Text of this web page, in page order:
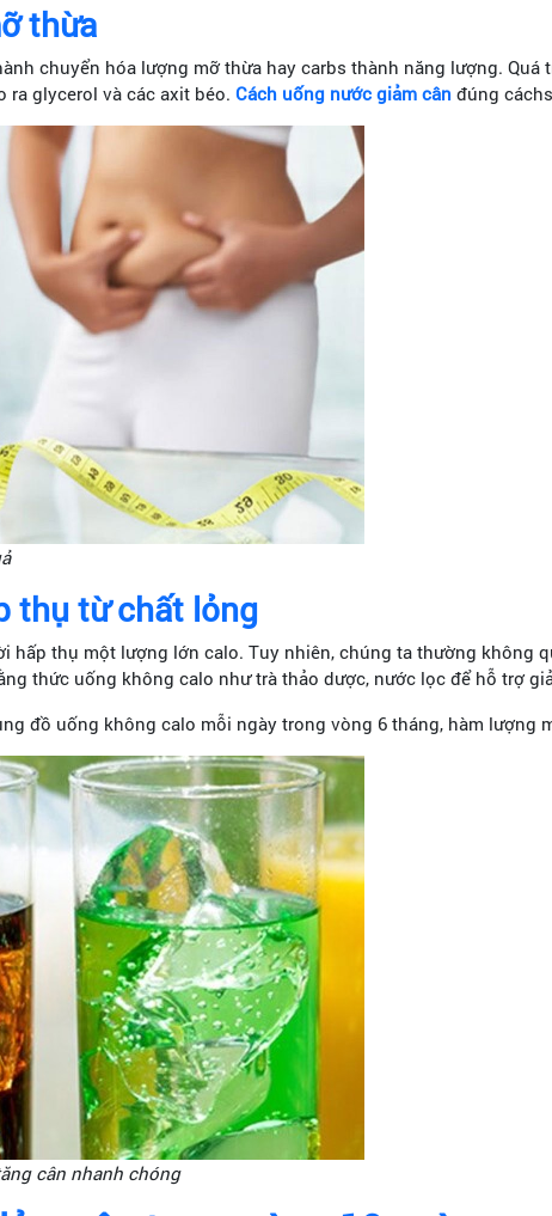
thừa
chuyển hóa lượng mỡ thừa hay carbs thành năng lượng.
ra glycerol và các axit béo. Cách uống nước giảm cân đúng
thụ từ chất lỏng
hấp thụ một lượng lớn calo. Tuy nhiên, chúng ta thường không
thức uống không calo như trà thảo dược, nước lọc để hỗ trợ
đồ uống không calo mỗi ngày trong vòng 6 tháng, hàm lượng
cân nhanh chóng